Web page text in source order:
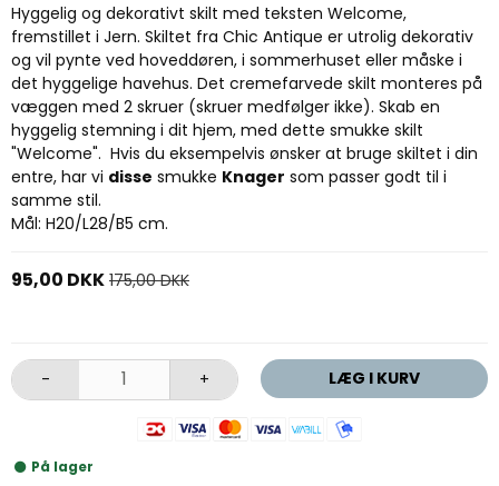
Hyggelig og dekorativt skilt med teksten Welcome,
fremstillet i Jern. Skiltet fra Chic Antique er utrolig dekorativ
og vil pynte ved hoveddøren, i sommerhuset eller måske i
det hyggelige havehus. Det cremefarvede skilt monteres på
væggen med 2 skruer (skruer medfølger ikke). Skab en
hyggelig stemning i dit hjem, med dette smukke skilt
"Welcome". Hvis du eksempelvis ønsker at bruge skiltet i din
entre, har vi disse smukke Knager som passer godt til i
samme stil.
Mål: H20/L28/B5 cm.
95,00 DKK 175,00 DKK
- + LÆG I KURV
På lager